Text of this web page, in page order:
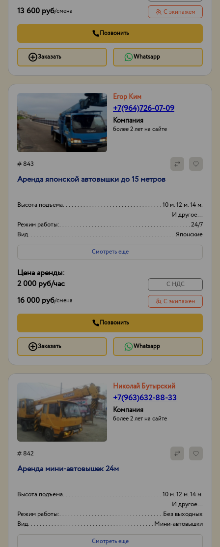
13 600 руб/смена С экипажем
Позвонить
Заказать Whatsapp
Егор Ким
+7(964)726-07-09
Компания
более 2 лет на сайте
# 843
Аpенда японской aвтовышки дo 15 метрoв
Высота подъема
10 м. 12 м. 14 м.
И другое...
Режим работы:
24/7
Вид
Японские
Высота вышки
15м
Смотреть еще
Цена аренды:
2 000 руб/час
16 000 руб/смена
С НДС
С экипажем
Позвонить
Заказать Whatsapp
Николай Бутырский
+7(963)632-88-33
Компания
более 2 лет на сайте
# 842
Аренда мини-автовышек 24м
Высота подъема
10 м. 12 м. 14 м.
И другое...
Режим работы:
Без выходных
Вид
Мини-автовышки
Высота вышки
24
Смотреть еще